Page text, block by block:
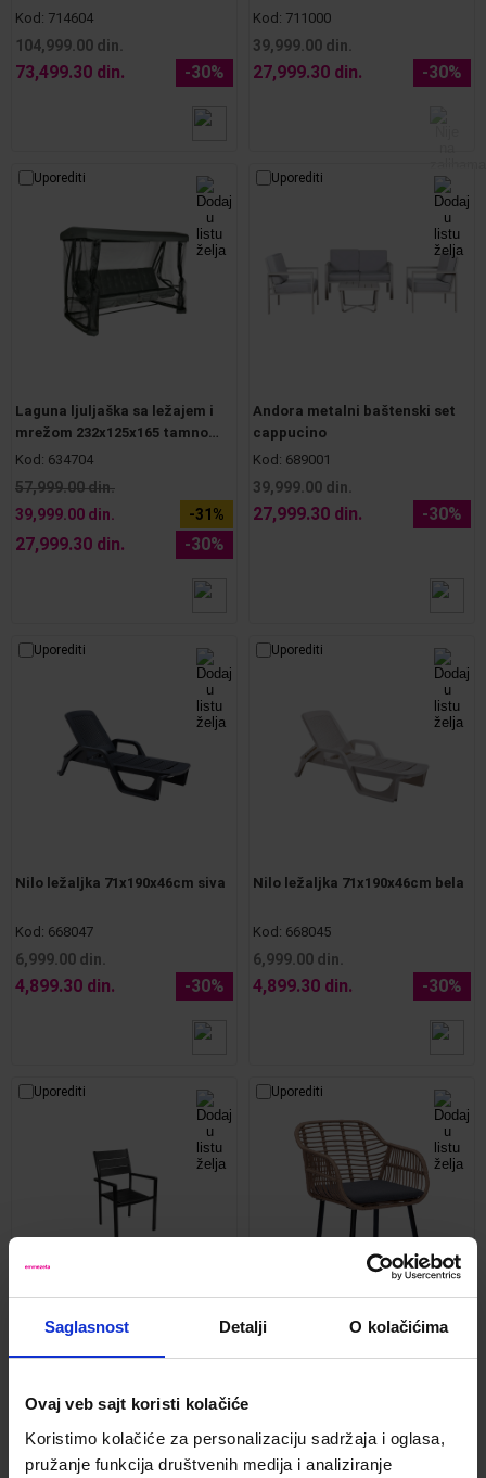
Saglasnost Detalji O kolačićima
Ovaj veb sajt koristi kolačiće
Koristimo kolačiće za personalizaciju sadržaja i oglasa,
pružanje funkcija društvenih medija i analiziranje
Kod: 714604
104,999.00 din.
73,499.30 din. -30%
Kod: 711000
39,999.00 din.
27,999.30 din. -30%
Uporediti
Laguna ljuljaška sa ležajem i
mrežom 232x125x165 tamno
siva
Kod: 634704
57,999.00 din.
39,999.00 din.
-31%
27,999.30 din. -30%
Uporediti
Andora metalni baštenski set
cappucino
Kod: 689001
39,999.00 din.
27,999.30 din. -30%
Uporediti
Nilo ležaljka 71x190x46cm siva
Kod: 668047
6,999.00 din.
4,899.30 din. -30%
Uporediti
Nilo ležaljka 71x190x46cm bela
Kod: 668045
6,999.00 din.
4,899.30 din. -30%
Uporediti
Canari stolica sa
5,599.00 din.
Uporediti
Maikoor II fotelja 56x60x80 cm